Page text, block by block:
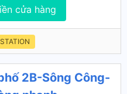
cửa hàng
STATION
2B-Sông Công-